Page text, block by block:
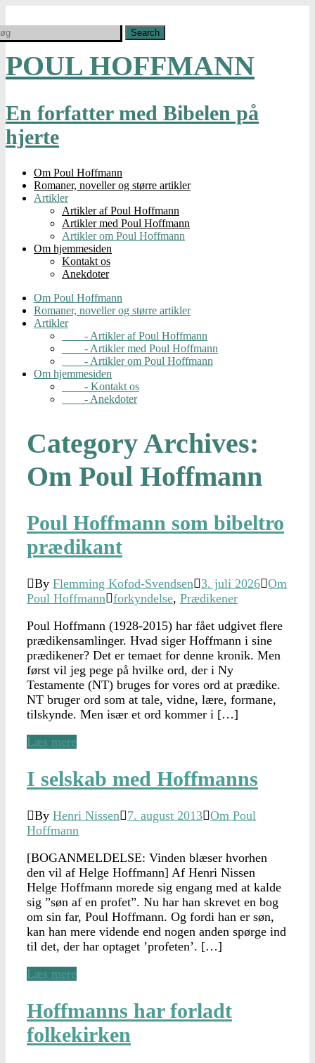
POUL HOFFMANN
En forfatter med Bibelen på
hjerte
Om Poul Hoffmann
Romaner, noveller og større artikler
Artikler
Artikler af Poul Hoffmann
Artikler med Poul Hoffmann
Artikler om Poul Hoffmann
Om hjemmesiden
Kontakt os
Anekdoter
Om Poul Hoffmann
Romaner, noveller og større artikler
Artikler
- Artikler af Poul Hoffmann
- Artikler med Poul Hoffmann
- Artikler om Poul Hoffmann
Om hjemmesiden
- Kontakt os
- Anekdoter
Category Archives:
Om Poul Hoffmann
Poul Hoffmann som bibeltro
prædikant
By Flemming Kofod-Svendsen 3. juli 2026 Om
Poul Hoffmann forkyndelse, Prædikener
Poul Hoffmann (1928-2015) har fået udgivet flere
prædikensamlinger. Hvad siger Hoffmann i sine
prædikener? Det er temaet for denne kronik. Men
først vil jeg pege på hvilke ord, der i Ny
Testamente (NT) bruges for vores ord at prædike.
NT bruger ord som at tale, vidne, lære, formane,
tilskynde. Men især et ord kommer i […]
Læs mere
I selskab med Hoffmanns
By Henri Nissen 7. august 2013 Om Poul
Hoffmann
[BOGANMELDELSE: Vinden blæser hvorhen
den vil af Helge Hoffmann] Af Henri Nissen
Helge Hoffmann morede sig engang med at kalde
sig ”søn af en profet”. Nu har han skrevet en bog
om sin far, Poul Hoffmann. Og fordi han er søn,
kan han mere vidende end nogen anden spørge ind
til det, der har optaget ’profeten’. […]
Læs mere
Hoffmanns har forladt
folkekirken